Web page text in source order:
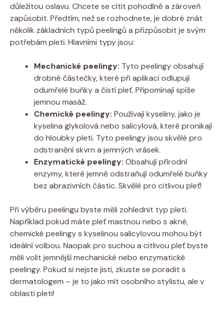
důležitou oslavu. ⁣Chcete se cítit​ pohodlně a zároveň
zapůsobit. Předtím, ⁢než se rozhodnete, je dobré⁣ znát
několik ‌základních typů peelingů ​a přizpůsobit⁢ je​ svým
potřebám pleti. ⁤Hlavními typy jsou:
Mechanické peelingy: Tyto⁤ peelingy obsahují‍
drobné částečky, které při ​aplikaci odlupují
odumřelé buňky a čistí pleť. Připomínají spíše
jemnou masáž.
Chemické peelingy: Používají kyseliny, jako je
kyselina glykolová nebo salicylová, které ​pronikají⁢
do hloubky pleti. Tyto peelingy jsou skvělé pro
odstranění skvrn a jemných vrásek.
Enzymatické peelingy: Obsahují přírodní
enzymy, které jemně odstraňují odumřelé buňky
⁢bez abrazivních‌ částic. Skvělé pro citlivou pleť!
Při výběru peelingu byste měli zohlednit typ pleti.
Například pokud máte pleť mastnou nebo s akné,
chemické peelingy s kyselinou salicylovou mohou být
ideální volbou. Naopak pro suchou a citlivou⁤ pleť byste
měli⁣ volit jemnější mechanické nebo enzymatické
peelingy. Pokud si‌ nejste ⁢jisti, zkuste se poradit s
dermatologem –​ je to ​jako mít osobního stylistu, ale v
oblasti pleti!